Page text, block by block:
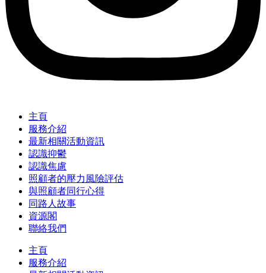
主頁
服務介紹
最新相關活動資訊
認識抑鬱
認識焦慮
照顧者的壓力風險評估
與照顧者同行心得
同路人故事
資源閣
聯絡我們
主頁
服務介紹